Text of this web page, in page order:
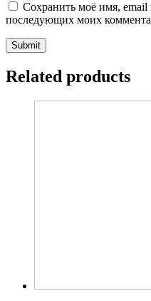
Сохранить моё имя, email
последующих моих
Related products